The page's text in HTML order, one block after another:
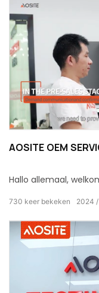
AOSITE OEM
OEM-services
Hallo allemaal,
klanten
2024
730 keer bekeken